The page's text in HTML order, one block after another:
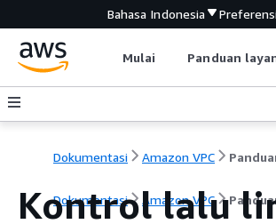
Bahasa Indonesia
Mulai Panduan
Dokumentasi Amazon VPC
Dokumentasi Amazon VPC
Kontrol lalu